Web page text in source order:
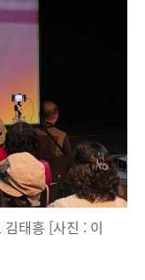
태흥 [사진 : 이